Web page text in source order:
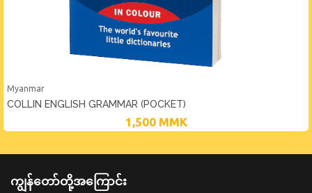
Myanmar
COLLIN ENGLISH GRAMMAR (POCKET)
1,500 MMK
ကျွန်တော်တို့အကြောင်း